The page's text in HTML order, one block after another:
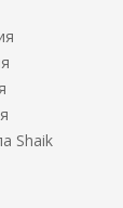
Shaik